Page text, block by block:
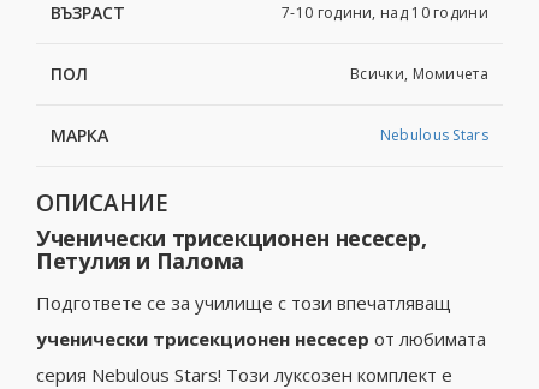
ВЪЗРАСТ 7-10 години, над 10 години
ПОЛ Всички, Момичета
МАРКА Nebulous Stars
ОПИСАНИЕ
Ученически трисекционен несесер,
Петулия и Палома
Подгответе се за училище с този впечатляващ
ученически трисекционен несесер от любимата
серия Nebulous Stars! Този луксозен комплект е